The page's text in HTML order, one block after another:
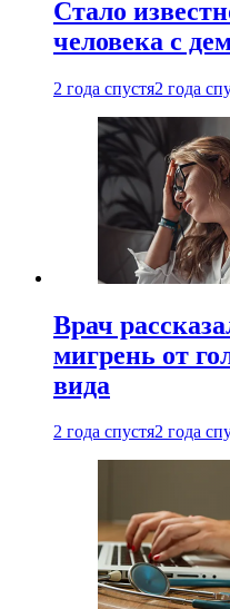
Стало
человека с
2 года спустя2 года
Врач
мигрень от
вида
2 года спустя2 года